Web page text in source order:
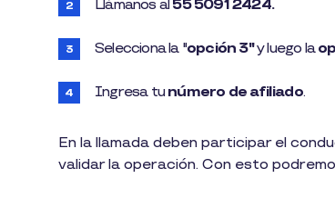
Llámanos al55 5091 2424.
Selecciona la "opción 3"y luego la
Ingresa tunúmero de afiliado.
En la llamada deben participar el
validar la operación. Con esto